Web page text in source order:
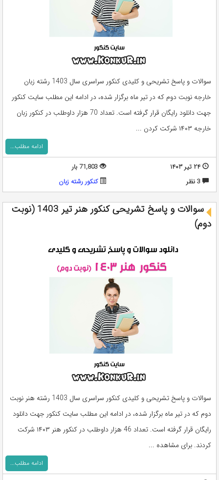
سوالات و پاسخ تشریحی و کلیدی کنکور سراسری سال 1403 رشته زبان
خارجه نوبت دوم که در تیر ماه برگزار شده، در ادامه این مطلب سایت کنکور
جهت دانلود رایگان قرار گرفته است. تعداد 70 هزار داوطلب در کنکور زبان
خارجه ۱۴۰۳ شرکت کردن ...
ادامه مطلب...
۲۴ تیر ۱۴۰۳
71,803 بار
3 نظر
کنکور رشته زبان
سوالات و پاسخ تشریحی کنکور هنر تیر 1403 (نوبت
دوم)
سوالات و پاسخ تشریحی و کلیدی کنکور سراسری سال 1403 رشته هنر نوبت
دوم که در تیر ماه برگزار شده، در ادامه این مطلب سایت کنکور جهت دانلود
رایگان قرار گرفته است. تعداد 46 هزار داوطلب در کنکور هنر ۱۴۰۳ شرکت
کردند. برای مشاهده ...
ادامه مطلب...